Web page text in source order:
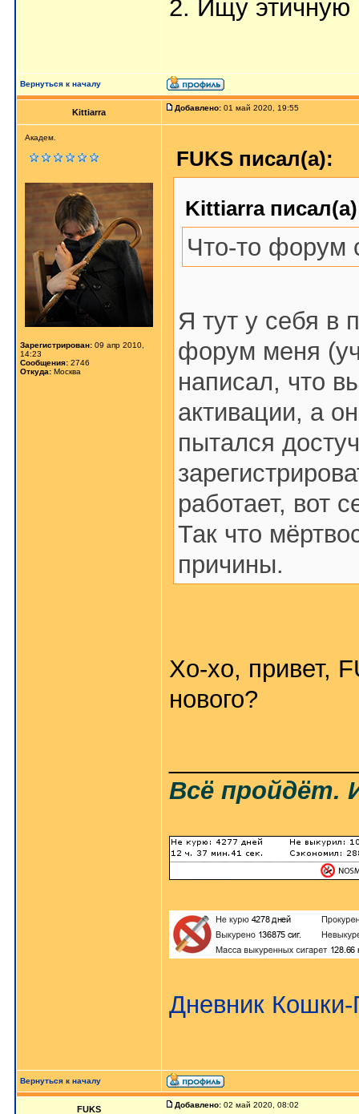
2. Ищу этичную
Вернуться к началу
Kittiarra Добавлено: 01 май 2020, 19:55
Академ.
Зарегистрирован: 09 апр 2010,
14:23
Сообщения: 2746
Откуда: Москва
FUKS писал(а):
Kittiarra
Что-то форум
Я тут у себя в
форум меня
написал, что
активации, а
пытался
работает, вот
Так что
причины.
Хо-хо, привет,
нового?
Всё пройдёт.
Дневник
Вернуться к началу
FUKS Добавлено: 02 май 2020, 08:02